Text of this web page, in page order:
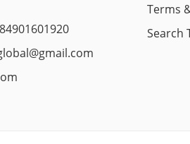
Terms
Search